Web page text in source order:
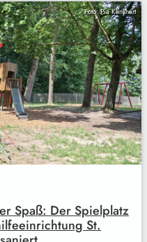
Foto: Pia Klinkhart
Spaß: Der Spielplatz
St.